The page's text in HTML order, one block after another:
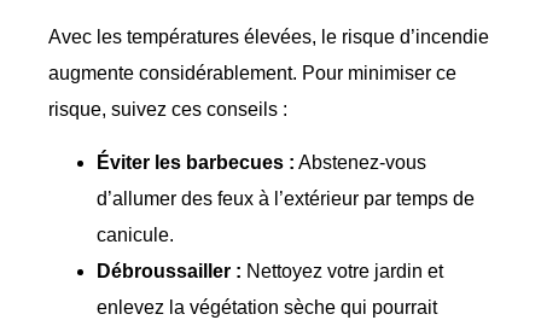
Avec les températures élevées, le risque d’incendie
augmente considérablement. Pour minimiser ce
risque, suivez ces conseils :
Éviter les barbecues : Abstenez-vous
d’allumer des feux à l’extérieur par temps de
canicule.
Débroussailler : Nettoyez votre jardin et
enlevez la végétation sèche qui pourrait